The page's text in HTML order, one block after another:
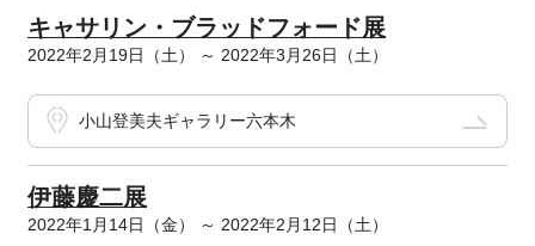
キャサリン・ブラッドフォード展
2022年2月19日（土） ～ 2022年3月26日（土）
小山登美夫ギャラリー六本木
伊藤慶二展
2022年1月14日（金） ～ 2022年2月12日（土）